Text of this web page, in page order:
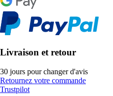
Livraison et retour
30 jours pour changer d'avis
Retournez votre commande
Trustpilot